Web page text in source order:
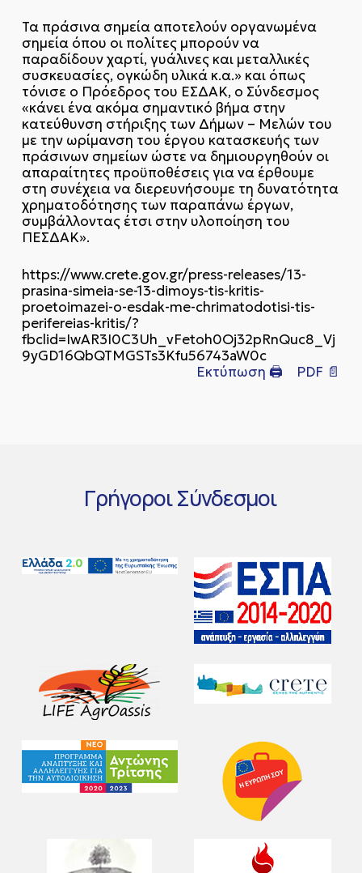
Τα πράσινα σημεία αποτελούν οργανωμένα
σημεία όπου οι πολίτες μπορούν να
παραδίδουν χαρτί, γυάλινες και μεταλλικές
συσκευασίες, ογκώδη υλικά κ.α.» και όπως
τόνισε ο Πρόεδρος του ΕΣΔΑΚ, ο Σύνδεσμος
«κάνει ένα ακόμα σημαντικό βήμα στην
κατεύθυνση στήριξης των Δήμων – Μελών του
με την ωρίμανση του έργου κατασκευής των
πράσινων σημείων ώστε να δημιουργηθούν οι
απαραίτητες προϋποθέσεις για να έρθουμε
στη συνέχεια να διερευνήσουμε τη δυνατότητα
χρηματοδότησης των παραπάνω έργων,
συμβάλλοντας έτσι στην υλοποίηση του
ΠΕΣΔΑΚ».
https://www.crete.gov.gr/press-releases/13-
prasina-simeia-se-13-dimoys-tis-kritis-
proetoimazei-o-esdak-me-chrimatodotisi-tis-
perifereias-kritis/?
fbclid=IwAR3I0C3Uh_vFetoh0Oj32pRnQuc8_Vj
9yGD16QbQTMGSTs3Kfu56743aW0c
Εκτύπωση 🖨
PDF 📄
ΓρήγοροιΣύνδεσμοι